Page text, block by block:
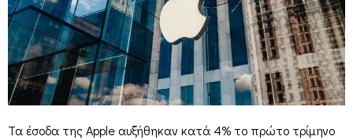
Τα έσοδα της Apple αυξήθηκαν κατά 4% το πρώτο τρίμηνο